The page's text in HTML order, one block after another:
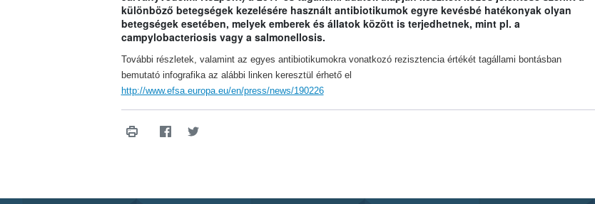
különböző betegségek kezelésére használt antibiotikumok egyre kevésbé hatékonyak olyan
betegségek esetében, melyek emberek és állatok között is terjedhetnek, mint pl. a
campylobacteriosis vagy a salmonellosis.
További részletek, valamint az egyes antibiotikumokra vonatkozó rezisztencia értékét tagállami bontásban
bemutató infografika az alábbi linken keresztül érhető el
http://www.efsa.europa.eu/en/press/news/190226